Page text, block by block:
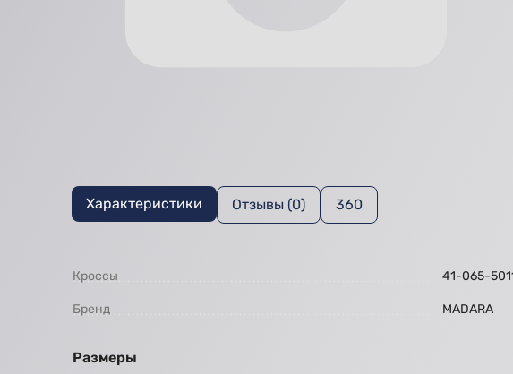
Характеристики Отзывы (0) 360
Кроссы 41-065-
Бренд МАDARA
Размеры